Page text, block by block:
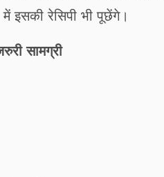
इसकी रेसिपी भी पूछेंगे।
सामग्री